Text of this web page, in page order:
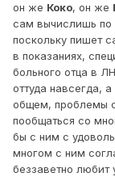
он же Коко, он же
сам вычислишь по
поскольку пишет
в показаниях,
больного отца в
оттуда навсегда,
общем, проблемы
пообщаться со
бы с ним с
многом с ним
беззаветно любит